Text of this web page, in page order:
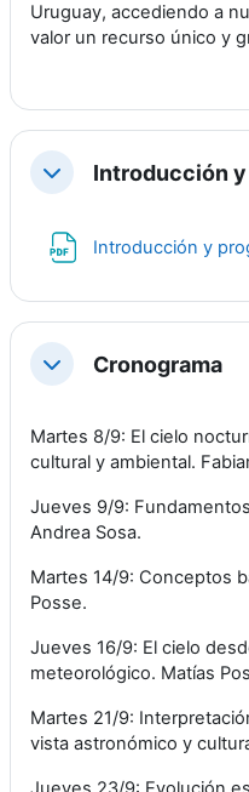
Uruguay, accediendo a
valor un recurso único y
ColapsarIntroducción y
Introducción y
ColapsarCronograma
Martes 8/9: El cielo
cultural y ambiental.
Jueves 9/9:
Andrea Sosa.
Martes 14/9: Conceptos
Posse.
Jueves 16/9: El cielo
meteorológico. Matías
Martes 21/9:
vista astronómico y